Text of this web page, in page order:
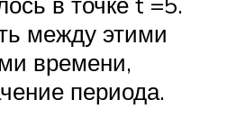
между этими
времени,
периода.